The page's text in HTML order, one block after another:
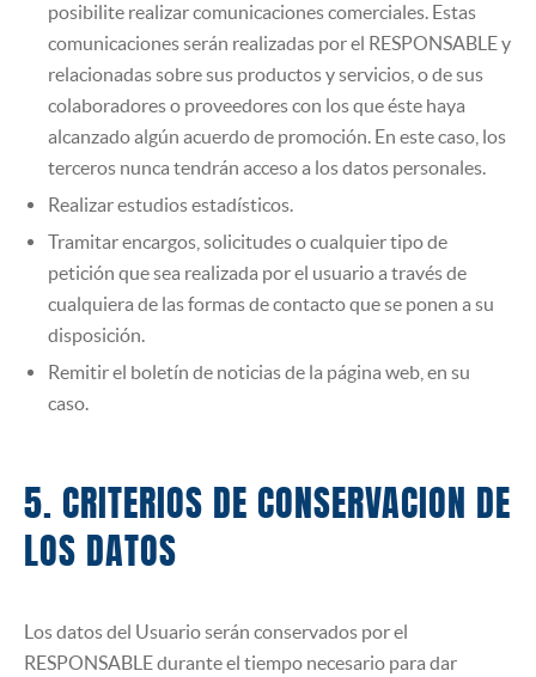
posibilite realizar comunicaciones comerciales. Estas
comunicaciones serán realizadas por el RESPONSABLE y
relacionadas sobre sus productos y servicios, o de sus
colaboradores o proveedores con los que éste haya
alcanzado algún acuerdo de promoción. En este caso, los
terceros nunca tendrán acceso a los datos personales.
Realizar estudios estadísticos.
Tramitar encargos, solicitudes o cualquier tipo de
petición que sea realizada por el usuario a través de
cualquiera de las formas de contacto que se ponen a su
disposición.
Remitir el boletín de noticias de la página web, en su
caso.
5. CRITERIOS DE CONSERVACION DE
LOS DATOS
Los datos del Usuario serán conservados por el
RESPONSABLE durante el tiempo necesario para dar